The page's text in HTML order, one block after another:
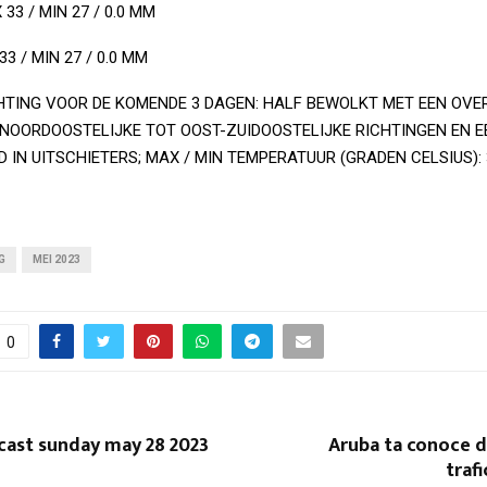
33 / MIN 27 / 0.0 MM
/ MIN 27 / 0.0 MM
VOOR DE KOMENDE 3 DAGEN: HALF BEWOLKT MET EEN
TOT OOST-ZUIDOOSTELIJKE RICHTINGEN EN
IN UITSCHIETERS; MAX / MIN TEMPERATUUR (GRADEN
MEI 2023
0
sunday may 28 2023 Aruba ta conoce